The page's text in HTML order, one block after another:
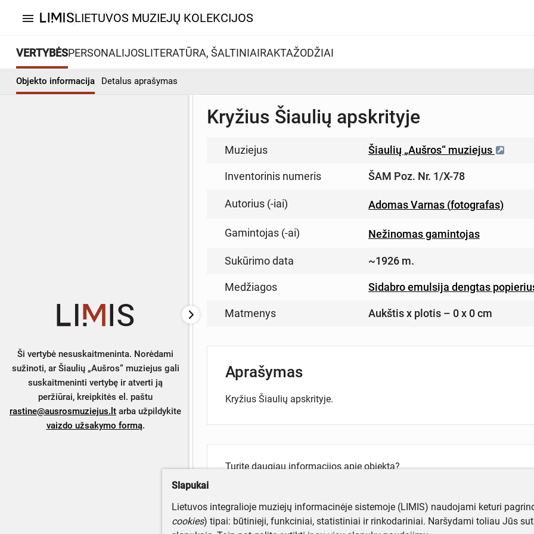
menu LIETUVOS MUZIEJŲ KOLEKCIJOS
VERTYBĖSPERSONALIJOSLITERATŪRA, ŠALTINIAIRAKTAŽODŽIAI
Objekto informacija Detalus aprašymas
Ši vertybė nesuskaitmeninta. Norėdami
sužinoti, ar Šiaulių „Aušros“ muziejus gali
suskaitmeninti vertybę ir atverti ją
peržiūrai, kreipkitės el. paštu
rastine@ausrosmuziejus.lt arba užpildykite
vaizdo užsakymo formą.
Kryžius Šiaulių apskrityje
Muziejus Šiaulių „Aušros“ muziejus
Inventorinis numeris ŠAM Poz. Nr. 1/X-78
Autorius (-iai) Adomas Varnas (fotografas)
Gamintojas (-ai) Nežinomas gamintojas
Sukūrimo data ~1926 m.
Medžiagos Sidabro emulsija dengtas
Matmenys Aukštis x plotis – 0 x 0 cm
Aprašymas
Kryžius Šiaulių apskrityje.
Turite daugiau informacijos apie objektą?
Slapukai
Lietuvos integralioje muziejų informacinėje sistemoje (LIMIS) naudojami keturi
cookies) tipai: būtinieji, funkciniai, statistiniai ir rinkodariniai. Naršydami toliau Jūs